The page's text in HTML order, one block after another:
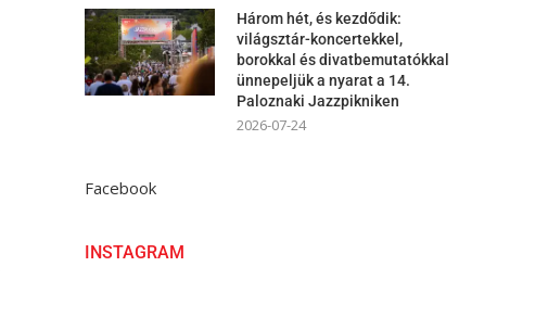
Három hét, és kezdődik:
világsztár-koncertekkel,
borokkal és divatbemutatókkal
ünnepeljük a nyarat a 14.
Paloznaki Jazzpikniken
2026-07-24
Facebook
INSTAGRAM